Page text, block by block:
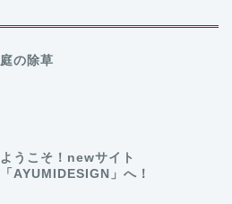
庭の除草
ようこそ！newサイト
「AYUMIDESIGN」へ！